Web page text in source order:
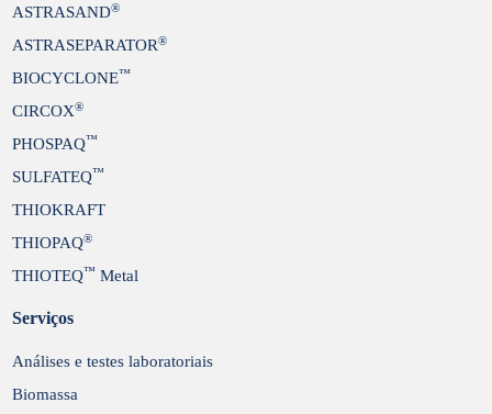
ASTRASAND®
ASTRASEPARATOR®
BIOCYCLONE™
CIRCOX®
PHOSPAQ™
SULFATEQ™
THIOKRAFT
THIOPAQ®
THIOTEQ™ Metal
Serviços
Análises e testes laboratoriais
Biomassa